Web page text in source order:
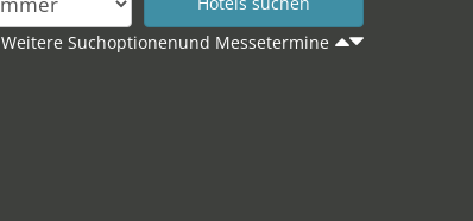
Weitere Suchoptionenund Messetermine